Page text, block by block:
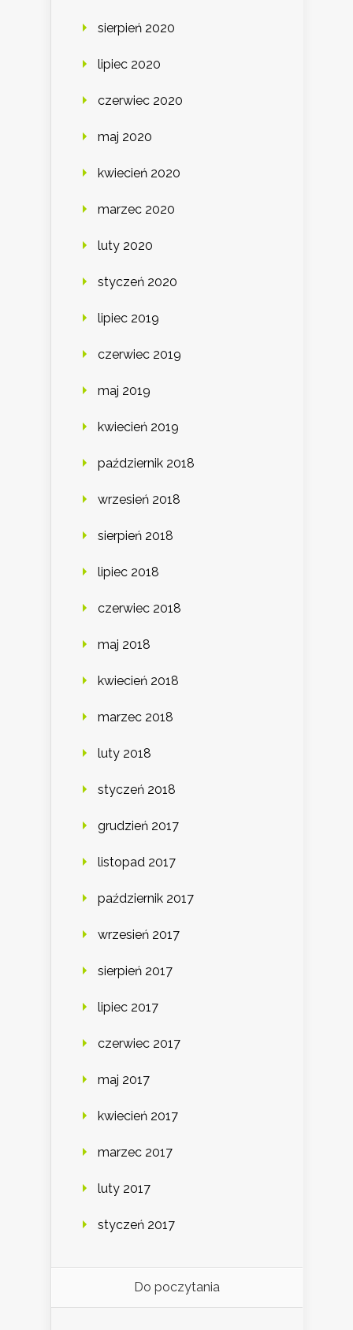
sierpień 2020
lipiec 2020
czerwiec 2020
maj 2020
kwiecień 2020
marzec 2020
luty 2020
styczeń 2020
lipiec 2019
czerwiec 2019
maj 2019
kwiecień 2019
październik 2018
wrzesień 2018
sierpień 2018
lipiec 2018
czerwiec 2018
maj 2018
kwiecień 2018
marzec 2018
luty 2018
styczeń 2018
grudzień 2017
listopad 2017
październik 2017
wrzesień 2017
sierpień 2017
lipiec 2017
czerwiec 2017
maj 2017
kwiecień 2017
marzec 2017
luty 2017
styczeń 2017
Do poczytania